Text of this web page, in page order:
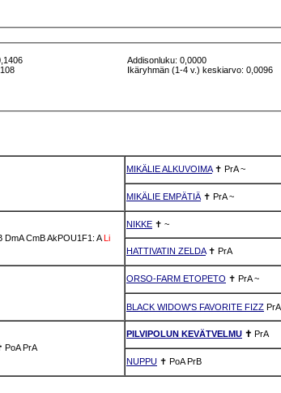
Addisonluku: 0,0000
Ikäryhmän (1-4 v.) keskiarvo: 0,0096
MIKÄLIE ALKUVOIMA✝ PrA ~
MIKÄLIE EMPÄTIÄ ✝ PrA ~
DmA CmBAkPOU1F1: A Li
NIKKE ✝ ~
HATTIVATIN ZELDA✝ PrA
ORSO-FARM ETOPETO ✝ PrA ~
BLACK WIDOW'S FAVORITE FIZZ PrA
PoA PrA
PILVIPOLUN KEVÄTVELMU ✝ PrA
NUPPU ✝ PoA PrB